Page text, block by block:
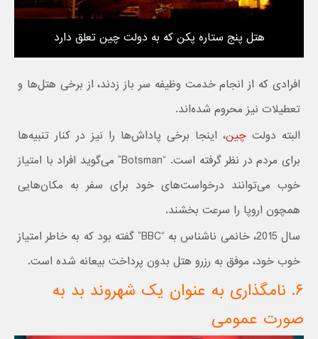
هتل پنج ستاره پکن که به دولت چین تعلق دارد
افرادی که از انجام خدمت وظیفه سر باز زدند، از برخی هتل‌ها و
تعطیلات نیز محروم شده‌اند.
البته دولتچین، اینجا برخی پاداش‌ها را نیز در کنار تنبیه‌ها
برای مردم در نظر گرفته است. “Botsman” می‌گوید افراد با امتیاز
خوب می‌توانند درخواست‌های خود برای سفر به مکان‌هایی
همچون اروپا را سرعت بخشند.
سال 2015، خانمی ناشناس به “BBC” گفته بود که به خاطر امتیاز
خوب خود، موفق به رزرو هتل بدون پرداخت بیعانه شده است.
۶. نامگذاری به عنوان یک شهروند بد به
صورت عمومی